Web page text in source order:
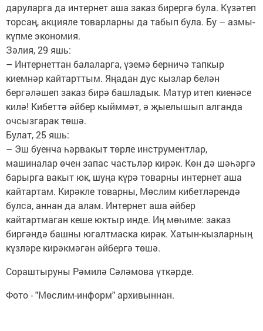
даруларга да интернет аша заказ бирергә була. Күзәтеп
торсаң, акцияле товарларны да табып була. Бу – азмы-
күпме экономия.
Зәлия, 29 яшь:
– Интернеттан балаларга, үземә берничә тапкыр
киемнәр кайтарттым. Яңадан дус кызлар белән
бергәләшеп заказ бирә башладык. Матур итеп киенәсе
килә! Кибеттә әйбер кыйммәт, ә җыелышып алганда
очсызгарак төшә.
Булат, 25 яшь:
– Эш буенча һәрвакыт төрле инструментлар,
машиналар өчен запас частьләр кирәк. Көн дә шәһәргә
барырга вакыт юк, шуңа күрә товарны интернет аша
кайтартам. Кирәкле товарны, Мөслим кибетләрендә
булса, аннан да алам. Интернет аша әйбер
кайтартмаган кеше юктыр инде. Иң мөһиме: заказ
биргәндә башны югалтмаска кирәк. Хатын-кызларның
күзләре кирәкмәгән әйбергә төшә.
Сораштыруны Рәмилә Сәләмова үткәрде.
Фото - "Мөслим-информ" архивыннан.